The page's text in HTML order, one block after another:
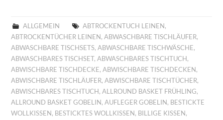
ALLGEMEIN ABTROCKENTUCH LEINEN ,
ABTROCKENTÜCHER LEINEN ,ABWASCHBARE TISCHLÄUFER,
ABWASCHBARE TISCHSETS,ABWASCHBARE TISCHWÄSCHE,
ABWASCHBARES TISCHSET,ABWASCHBARES TISCHTUCH ,
ABWISCHBARE TISCHDECKE,ABWISCHBARE TISCHDECKEN ,
ABWISCHBARE TISCHLÄUFER,ABWISCHBARE TISCHTÜCHER,
ABWISCHBARES TISCHTUCH ,ALLROUND BASKET FRÜHLING,
ALLROUND BASKET GOBELIN ,AUFLEGER GOBELIN , BESTICKTE
WOLLKISSEN , BESTICKTES WOLLKISSEN , BILLIGE KISSEN ,